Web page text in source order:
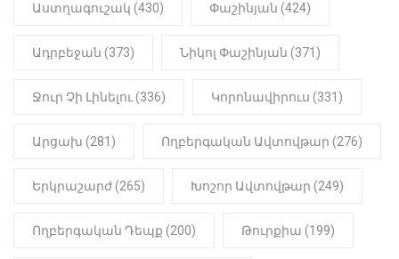
Աստղագուշակ (430) Փաշինյան (424)
Ադրբեջան (373) Նիկոլ Փաշինյան (371)
Ջուր Չի Լինելու (336) Կորոնավիրուս (331)
Արցախ (281) Ողբերգական Ավտովթար (276)
Երկրաշարժ (265) Խոշոր Ավտովթար (249)
Ողբերգական Դեպք (200) Թուրքիա (199)